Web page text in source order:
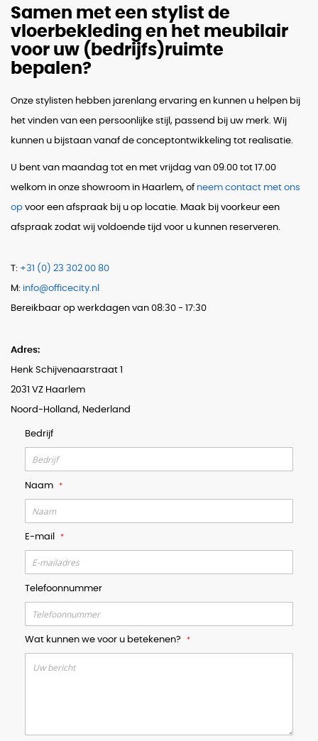
Samen met een stylist de
vloerbekleding en het meubilair
voor uw (bedrijfs)ruimte
bepalen?
Onze stylisten hebben jarenlang ervaring en kunnen u helpen bij
het vinden van een persoonlijke stijl, passend bij uw merk. Wij
kunnen u bijstaan vanaf de conceptontwikkeling tot realisatie.
U bent van maandag tot en met vrijdag van 09.00 tot 17.00
welkom in onze showroom in Haarlem, of neem contact met ons
op voor een afspraak bij u op locatie. Maak bij voorkeur een
afspraak zodat wij voldoende tijd voor u kunnen reserveren.
T: +31 (0) 23 302 00 80
M: info@officecity.nl
Bereikbaar op werkdagen van 08:30 - 17:30
Adres:
Henk Schijvenaarstraat 1
2031 VZ Haarlem
Noord-Holland, Nederland
Bedrijf
Naam
E-mail
Telefoonnummer
Wat kunnen we voor u betekenen?